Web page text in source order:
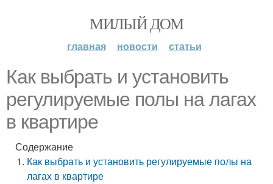
МИЛЫЙ ДОМ
главная новости статьи
Как выбрать и установить
регулируемые полы на лагах
в квартире
Содержание
Как выбрать и установить регулируемые полы на
лагах в квартире